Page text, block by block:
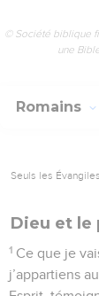
© Société biblique
une
Romains
Seuls les
Dieu et le
1 Ce que je
j’appartiens